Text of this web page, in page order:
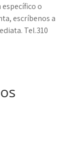
o
escríbenos a
Tel.310